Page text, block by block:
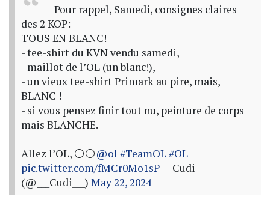
Pour rappel, Samedi, consignes claires
des 2 KOP:
TOUS EN BLANC!
- tee-shirt du KVN vendu samedi,
- maillot de l’OL (un blanc!),
- un vieux tee-shirt Primark au pire, mais,
BLANC !
- si vous pensez finir tout nu, peinture de corps
mais BLANCHE.
Allez l’OL, ⚪️⚪️@ol #TeamOL#OL
pic.twitter.com/fMCr0Mo1sP— Cudi
(@___Cudi___) May 22, 2024